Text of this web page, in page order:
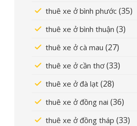
thuê xe ở bình phước (35)
thuê xe ở bình thuận (3)
thuê xe ở cà mau (27)
thuê xe ở cần thơ(33)
thuê xe ở đà lạt (28)
thuê xe ở đồng nai (36)
thuê xe ở đồng tháp (33)